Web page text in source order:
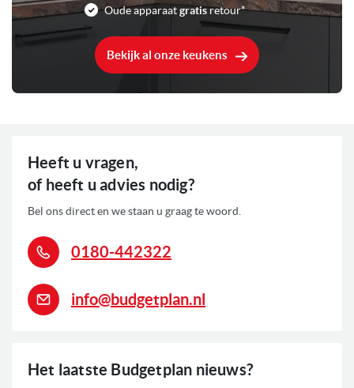
Oude apparaatgratisretour*
Bekijk al onze keukens
Het laatste Budgetplan nieuws?
Heeft u vragen,
of heeft u advies nodig?
Bel ons direct en we staan u graag te woord.
0180-442322
info@budgetplan.nl